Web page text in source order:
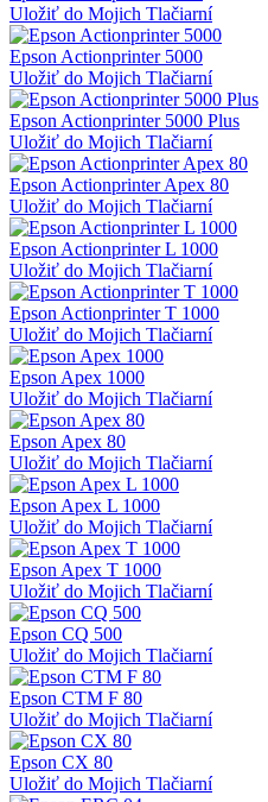
Uložiť do Mojich Tlačiarní
Epson Actionprinter 5000
Uložiť do Mojich Tlačiarní
Epson Actionprinter 5000 Plus
Uložiť do Mojich Tlačiarní
Epson Actionprinter Apex 80
Uložiť do Mojich Tlačiarní
Epson Actionprinter L 1000
Uložiť do Mojich Tlačiarní
Epson Actionprinter T 1000
Uložiť do Mojich Tlačiarní
Epson Apex 1000
Uložiť do Mojich Tlačiarní
Epson Apex 80
Uložiť do Mojich Tlačiarní
Epson Apex L 1000
Uložiť do Mojich Tlačiarní
Epson Apex T 1000
Uložiť do Mojich Tlačiarní
Epson CQ 500
Uložiť do Mojich Tlačiarní
Epson CTM F 80
Uložiť do Mojich Tlačiarní
Epson CX 80
Uložiť do Mojich Tlačiarní